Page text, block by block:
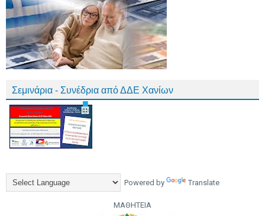
Σεμινάρια - Συνέδρια από ΔΔΕ Χανίων
Powered by Translate
ΜΑΘΗΤΕΙΑ